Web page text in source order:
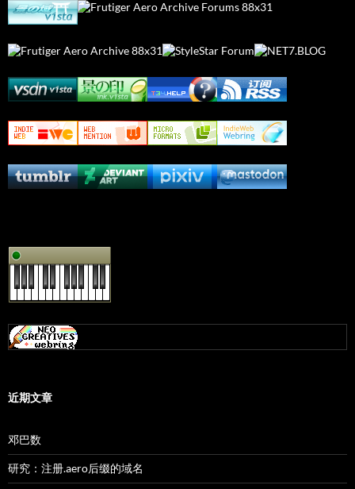
近期文章
邓巴数
研究：注册.aero后缀的域名